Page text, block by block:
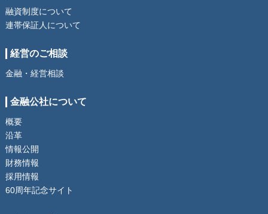
融資制度について
連帯保証人について
経営のご相談
金融・経営相談
金融公社について
概要
沿革
情報公開
財務情報
採用情報
60周年記念サイト